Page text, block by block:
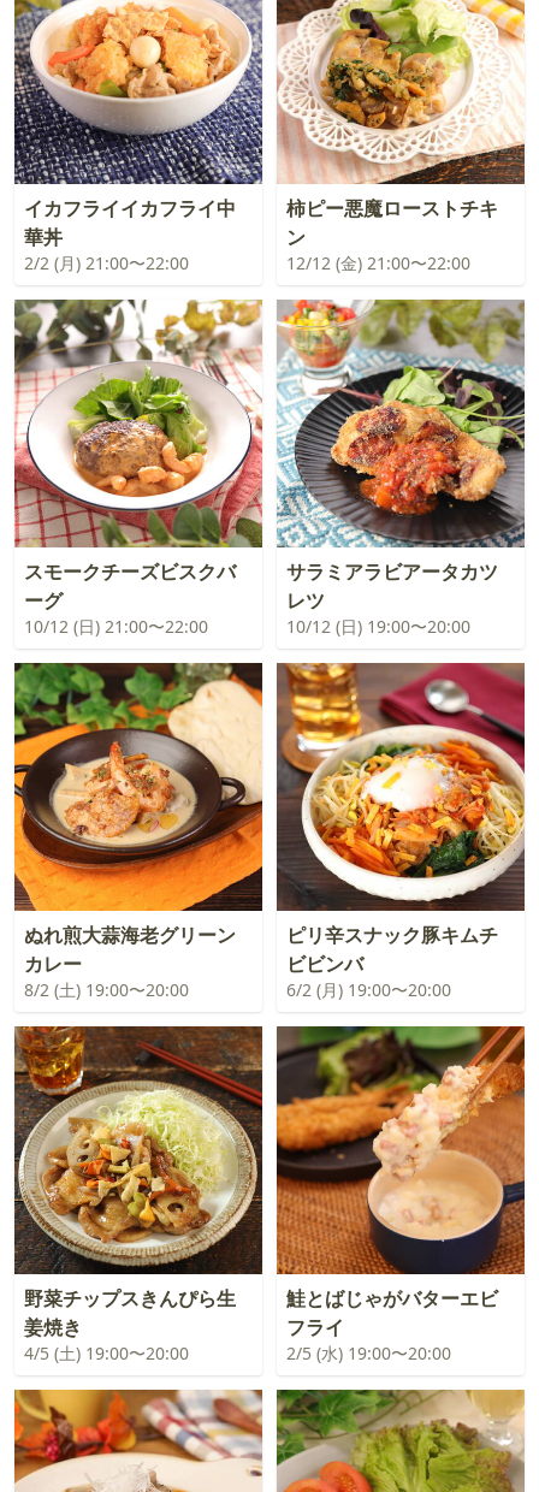
イカフライイカフライ中
華丼
2/2 (月) 21:00〜22:00
柿ピー悪魔ローストチキ
ン
12/12 (金) 21:00〜22:00
スモークチーズビスクバ
ーグ
10/12 (日) 21:00〜22:00
サラミアラビアータカツ
レツ
10/12 (日) 19:00〜20:00
ぬれ煎大蒜海老グリーン
カレー
8/2 (土) 19:00〜20:00
ピリ辛スナック豚キムチ
ビビンバ
6/2 (月) 19:00〜20:00
野菜チップスきんぴら生
姜焼き
4/5 (土) 19:00〜20:00
鮭とばじゃがバターエビ
フライ
2/5 (水) 19:00〜20:00